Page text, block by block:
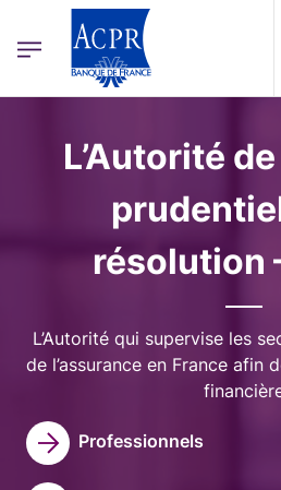
ACPR Menu Principal (French)
Image
L’Autorité
résolution
L’Autorité qui supervise les
de l’assurance en France afin
Professionnels